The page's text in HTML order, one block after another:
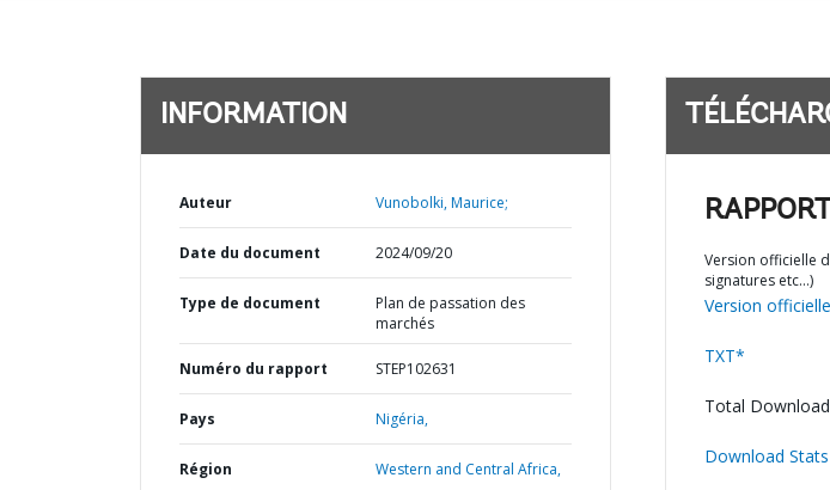
INFORMATION
Auteur Vunobolki, Maurice;
Date du document 2024/09/20
Type de document
Plan de passation des
marchés
Numéro du rapport STEP102631
Pays Nigéria,
Région Western and Central Africa,
Version officielle
signatures etc…)
Version
TXT*
Total
Download Stats